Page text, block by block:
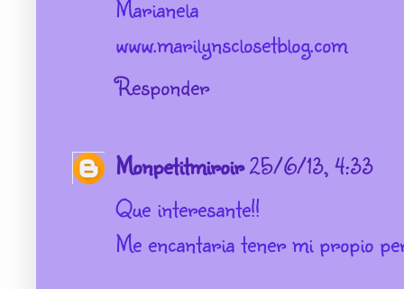
Marianela
www.marilynsclosetblog.com
Responder
Monpetitmiroir25/6/13, 4:33
Que interesante!!
Me encantaria tener mi propio